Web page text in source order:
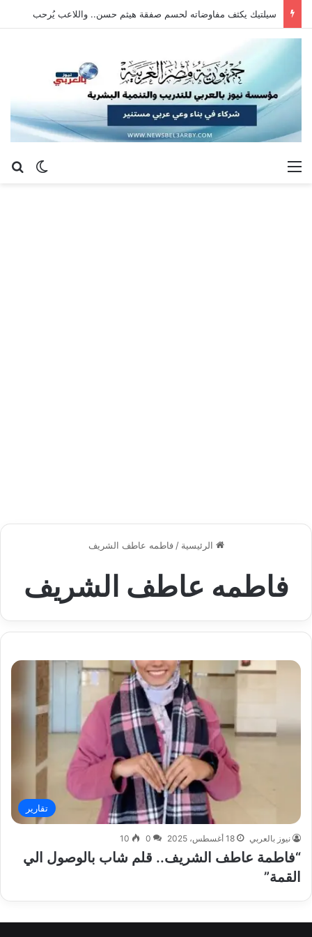
سيلتيك يكثف مفاوضاته لحسم صفقة هيثم حسن.. واللاعب يُرحب
الوضع القائمة
الرئيسية / فاطمه عاطف الشريف
فاطمه عاطف الشريف
تقارير
نيوز بالعربي 18 أغسطس، 2025 0
10
“فاطمة عاطف الشريف.. قلم شاب بالوصول الي
القمة”